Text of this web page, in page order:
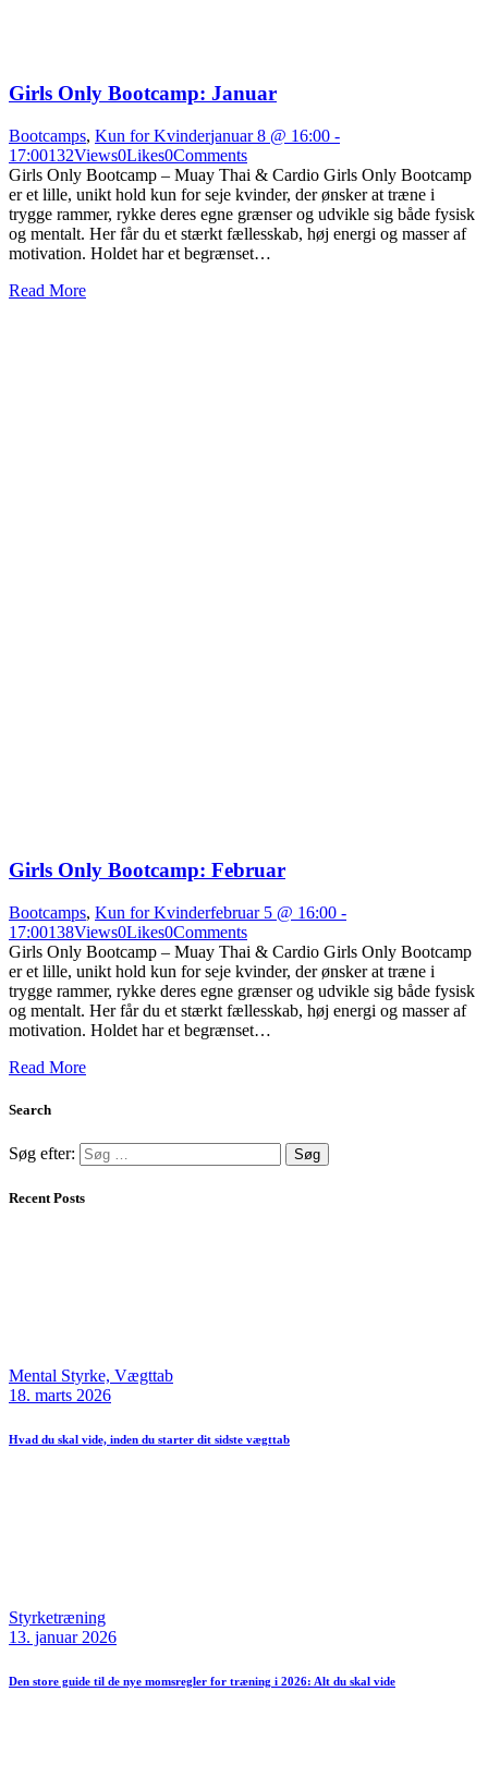
Girls Only Bootcamp: Januar
Bootcamps, Kun for Kvinderjanuar 8 @ 16:00 -
17:00132Views0Likes0Comments
Girls Only Bootcamp – Muay Thai & Cardio Girls Only Bootcamp
er et lille, unikt hold kun for seje kvinder, der ønsker at træne i
trygge rammer, rykke deres egne grænser og udvikle sig både fysisk
og mentalt. Her får du et stærkt fællesskab, høj energi og masser af
motivation. Holdet har et begrænset…
Read More
Girls Only Bootcamp: Februar
Bootcamps, Kun for Kvinderfebruar 5 @ 16:00 -
17:00138Views0Likes0Comments
Girls Only Bootcamp – Muay Thai & Cardio Girls Only Bootcamp
er et lille, unikt hold kun for seje kvinder, der ønsker at træne i
trygge rammer, rykke deres egne grænser og udvikle sig både fysisk
og mentalt. Her får du et stærkt fællesskab, høj energi og masser af
motivation. Holdet har et begrænset…
Read More
Search
Søg efter:
Recent Posts
Mental Styrke, Vægttab
18. marts 2026
Hvad du skal vide, inden du starter dit sidste vægttab
Styrketræning
13. januar 2026
Den store guide til de nye momsregler for træning i 2026: Alt du skal vide